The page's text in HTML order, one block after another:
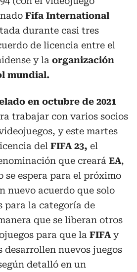
Fifa International
durante casi tres
de licencia entre el
y la organización
mundial.
en octubre de 2021
trabajar con varios socios
y este martes
del FIFA 23, el
que creará EA,
se espera para el próximo
nuevo acuerdo que solo
para la categoría de
que se liberan otros
para que la FIFA y
nuevos juegos
detalló en un